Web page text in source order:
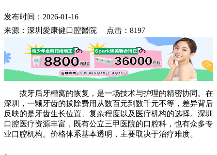
发布时间：2026-01-16
来源：深圳愛康健口腔醫院 点击：8197
拔牙后牙槽窝的恢复，是一场技术与护理的精密协同。在
深圳，一颗牙齿的拔除费用从数百元到数千元不等，差异背后
反映的是牙齿生长位置、复杂程度以及医疗机构的选择。深圳
口腔医疗资源丰富，既有公立三甲医院的口腔科，也有众多专
业口腔机构。价格体系基本透明，主要取决于治疗难度。